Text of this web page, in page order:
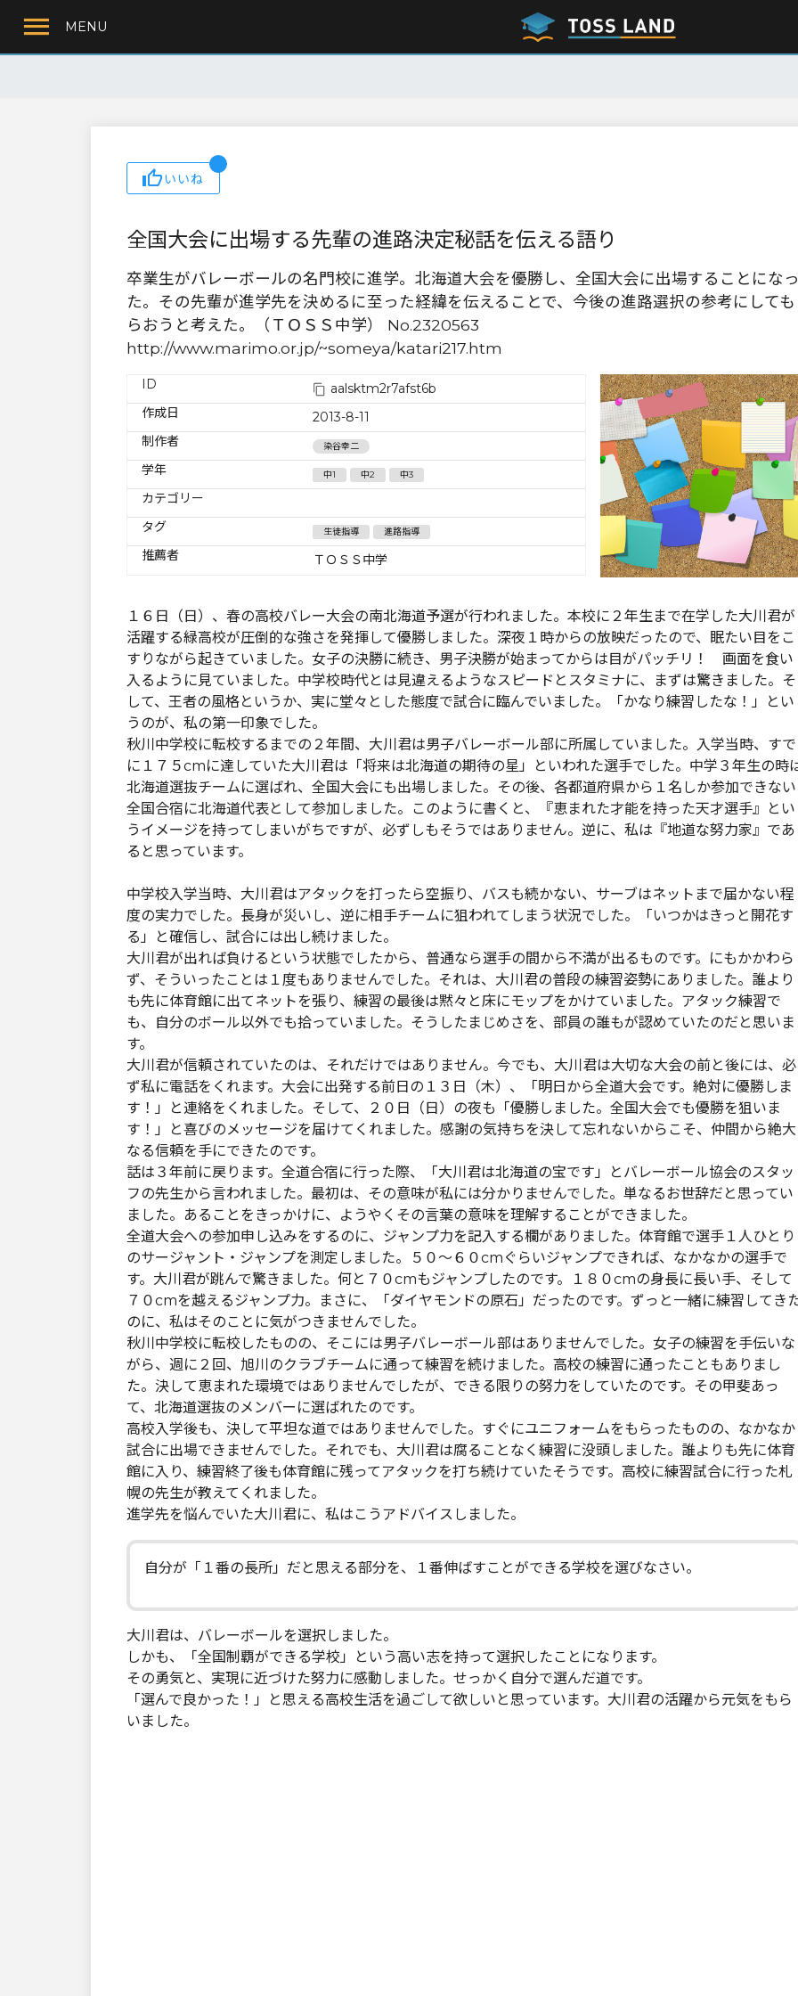
MENU
いいね
全国大会に出場する先輩の進路決定秘話を伝える語り
卒業生がバレーボールの名門校に進学。北海道大会を優勝し、全国大会に出場することにな
た。その先輩が進学先を決めるに至った経緯を伝えることで、今後の進路選択の参考にしても
らおうと考えた。（ＴＯＳＳ中学） No.2320563
http://www.marimo.or.jp/~someya/katari217.htm
ID
aalsktm2r7afst6b
作成日
2013-8-11
制作者
染谷幸二
学年 中1 中2 中3
カテゴリー
タグ
生徒指導 進路指導
推薦者 ＴＯＳＳ中学
１６日（日）、春の高校バレー大会の南北海道予選が行われました。本校に２年生まで在学した大川君が
活躍する緑高校が圧倒的な強さを発揮して優勝しました。深夜１時からの放映だったので、眠たい目をこ
すりながら起きていました。女子の決勝に続き、男子決勝が始まってからは目がパッチリ！ 画面を食い
入るように見ていました。中学校時代とは見違えるようなスピードとスタミナに、まずは驚きました。そ
して、王者の風格というか、実に堂々とした態度で試合に臨んでいました。「かなり練習したな！」とい
うのが、私の第一印象でした。
秋川中学校に転校するまでの２年間、大川君は男子バレーボール部に所属していました。入学当時、すで
に１７５cmに達していた大川君は「将来は北海道の期待の星」といわれた選手でした。中学３年生の時
北海道選抜チームに選ばれ、全国大会にも出場しました。その後、各都道府県から１名しか参加できない
全国合宿に北海道代表として参加しました。このように書くと、『恵まれた才能を持った天才選手』とい
うイメージを持ってしまいがちですが、必ずしもそうではありません。逆に、私は『地道な努力家』であ
ると思っています。
中学校入学当時、大川君はアタックを打ったら空振り、バスも続かない、サーブはネットまで届かない程
度の実力でした。長身が災いし、逆に相手チームに狙われてしまう状況でした。「いつかはきっと開花す
る」と確信し、試合には出し続けました。
大川君が出れば負けるという状態でしたから、普通なら選手の間から不満が出るものです。にもかかわら
ず、そういったことは１度もありませんでした。それは、大川君の普段の練習姿勢にありました。誰より
も先に体育館に出てネットを張り、練習の最後は黙々と床にモップをかけていました。アタック練習で
も、自分のボール以外でも拾っていました。そうしたまじめさを、部員の誰もが認めていたのだと思いま
す。
大川君が信頼されていたのは、それだけではありません。今でも、大川君は大切な大会の前と後には、必
ず私に電話をくれます。大会に出発する前日の１３日（木）、「明日から全道大会です。絶対に優勝しま
す！」と連絡をくれました。そして、２０日（日）の夜も「優勝しました。全国大会でも優勝を狙いま
す！」と喜びのメッセージを届けてくれました。感謝の気持ちを決して忘れないからこそ、仲間から絶大
なる信頼を手にできたのです。
話は３年前に戻ります。全道合宿に行った際、「大川君は北海道の宝です」とバレーボール協会のスタッ
フの先生から言われました。最初は、その意味が私には分かりませんでした。単なるお世辞だと思ってい
ました。あることをきっかけに、ようやくその言葉の意味を理解することができました。
全道大会への参加申し込みをするのに、ジャンプ力を記入する欄がありました。体育館で選手１人ひとり
のサージャント・ジャンプを測定しました。５０～６０cmぐらいジャンプできれば、なかなかの選手で
す。大川君が跳んで驚きました。何と７０cmもジャンプしたのです。１８０cmの身長に長い手、そして
７０cmを越えるジャンプ力。まさに、「ダイヤモンドの原石」だったのです。ずっと一緒に練習してき
のに、私はそのことに気がつきませんでした。
秋川中学校に転校したものの、そこには男子バレーボール部はありませんでした。女子の練習を手伝いな
がら、週に２回、旭川のクラブチームに通って練習を続けました。高校の練習に通ったこともありまし
た。決して恵まれた環境ではありませんでしたが、できる限りの努力をしていたのです。その甲斐あっ
て、北海道選抜のメンバーに選ばれたのです。
高校入学後も、決して平坦な道ではありませんでした。すぐにユニフォームをもらったものの、なかなか
試合に出場できませんでした。それでも、大川君は腐ることなく練習に没頭しました。誰よりも先に体育
館に入り、練習終了後も体育館に残ってアタックを打ち続けていたそうです。高校に練習試合に行った札
幌の先生が教えてくれました。
進学先を悩んでいた大川君に、私はこうアドバイスしました。
自分が「１番の長所」だと思える部分を、１番伸ばすことができる学校を選びなさい。
大川君は、バレーボールを選択しました。
しかも、「全国制覇ができる学校」という高い志を持って選択したことになります。
その勇気と、実現に近づけた努力に感動しました。せっかく自分で選んだ道です。
「選んで良かった！」と思える高校生活を過ごして欲しいと思っています。大川君の活躍から元気をもら
いました。